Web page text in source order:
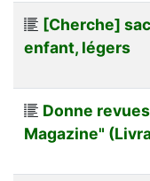
[Cherche]
enfant, légers
Donne
Magazine"